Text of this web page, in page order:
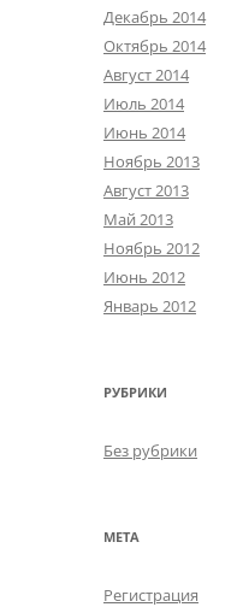
Декабрь 2014
Октябрь 2014
Август 2014
Июль 2014
Июнь 2014
Ноябрь 2013
Август 2013
Май 2013
Ноябрь 2012
Июнь 2012
Январь 2012
РУБРИКИ
Без рубрики
МЕТА
Регистрация